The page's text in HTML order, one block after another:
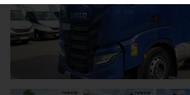
Previous